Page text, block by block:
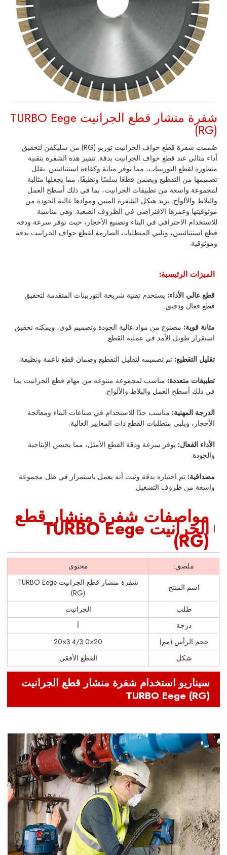
شفرة منشار قطع الجرانيت TURBO Eege
(RG)
صُممت شفرة قطع حواف الجرانيت توربو (RG) من سليكفن لتحقيق
أداء مثالي عند قطع حواف الجرانيت بدقة. تتميز هذه الشفرة بتقنية
متطورة لقطع التوربينات، مما يوفر متانة وكفاءة استثنائيتين. يقلل
تصميمها من التقطيع ويضمن قطعًا سلسًا ونظيفًا، مما يجعلها مثالية
لمجموعة واسعة من تطبيقات الجرانيت، بما في ذلك أسطح العمل
والبلاط والألواح. يزيد هيكل الشفرة المتين وموادها عالية الجودة من
موثوقيتها وعمرها الافتراضي في الظروف الصعبة. وهي مناسبة
للاستخدام الاحترافي في البناء وتصنيع الأحجار، حيث توفر سرعة ودقة
قطع استثنائيتين، وتلبي المتطلبات الصارمة لقطع حواف الجرانيت بدقة
وموثوقية.
الميزات الرئيسية:
قطع عالي الأداء: يستخدم تقنية شريحة التوربينات المتقدمة لتحقيق
قطع فعال ودقيق.
متانة قوية: مصنوع من مواد عالية الجودة وتصميم قوي، ويمكنه تحقيق
استقرار طويل الأمد في عملية القطع.
تقليل التقطيع: تم تصميمه لتقليل التقطيع وضمان قطع ناعمة ونظيفة.
تطبيقات متعددة: مناسب لمجموعة متنوعة من مهام قطع الجرانيت بما
في ذلك أسطح العمل والبلاط والألواح.
الدرجة المهنية: مناسب جدًا للاستخدام في صناعات البناء ومعالجة
الأحجار، ويلبي متطلبات القطع ذات المعايير العالية.
الأداء الفعال: يوفر سرعة ودقة القطع الأمثل، مما يحسن الإنتاجية
والجودة.
مصداقية: تم اختباره بدقة وثبت أنه يعمل باستمرار في ظل مجموعة
واسعة من ظروف التشغيل.
مواصفات شفرة منشار قطع
الجرانيت TURBO Eege
(RG)
ملصق: محتوى
اسم المنتج
شفرة منشار قطع الجرانيت TURBO Eege
(RG)
طلب
الجرانيت
درجة
أ
حجم الرأس (مم)
20×3.4/3.0×20
شكل
القطع الأفقي
سيناريو استخدام شفرة منشار قطع الجرانيت
TURBO Eege (RG)